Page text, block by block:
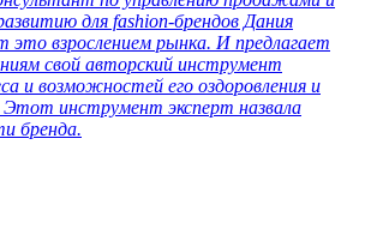
для fashion-брендов Дания
это взрослением рынка. И предлагает
свой авторский инструмент
и возможностей его оздоровления и
Этот инструмент эксперт назвала
бренда.